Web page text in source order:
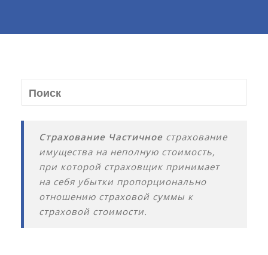
Страхование Частичное страхование
имущества на неполную стоимость,
при которой страховщик принимает
на себя убытки пропорционально
отношению страховой суммы к
страховой стоимости.